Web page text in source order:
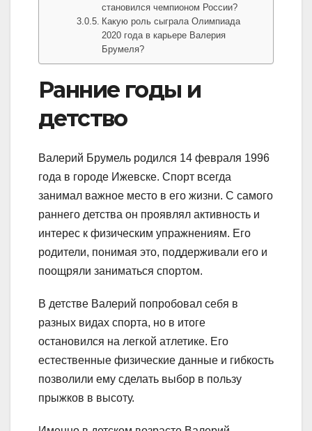
становился чемпионом России?
Какую роль сыграла Олимпиада
2020 года в карьере Валерия
Брумеля?
Ранние годы и
детство
Валерий Брумель родился 14 февраля 1996
года в городе Ижевске. Спорт всегда
занимал важное место в его жизни. С самого
раннего детства он проявлял активность и
интерес к физическим упражнениям. Его
родители, понимая это, поддерживали его и
поощряли заниматься спортом.
В детстве Валерий попробовал себя в
разных видах спорта, но в итоге
остановился на легкой атлетике. Его
естественные физические данные и гибкость
позволили ему сделать выбор в пользу
прыжков в высоту.